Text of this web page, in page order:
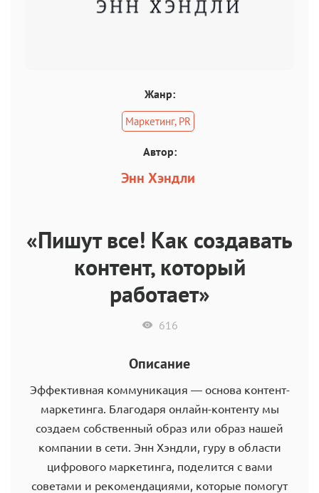
Жанр:
Маркетинг, PR
Автор:
Энн Хэндли
«Пишут все! Как создавать
контент, который
работает»
616
Описание
Эффективная коммуникация — основа контент-
маркетинга. Благодаря онлайн-контенту мы
создаем собственный образ или образ нашей
компании в сети. Энн Хэндли, гуру в области
цифрового маркетинга, поделится с вами
советами и рекомендациями, которые помогут